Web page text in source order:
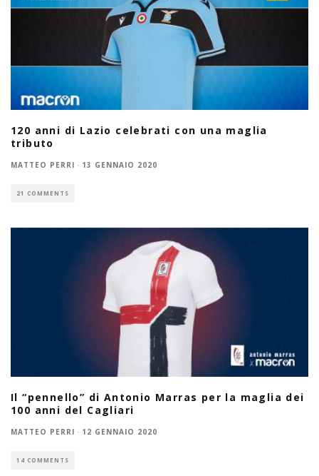
120 anni di Lazio celebrati con una maglia
tributo
MATTEO PERRI · 13 GENNAIO 2020
21 COMMENTS
Il “pennello” di Antonio Marras per la maglia dei
100 anni del Cagliari
MATTEO PERRI · 12 GENNAIO 2020
14 COMMENTS